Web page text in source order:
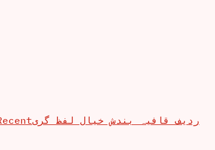
ردیف قافیہ بندش خیال لفظ گری